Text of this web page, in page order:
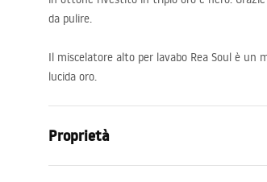
da pulire.
Il miscelatore alto per lavabo Rea Soul è
lucida oro.
Proprietà